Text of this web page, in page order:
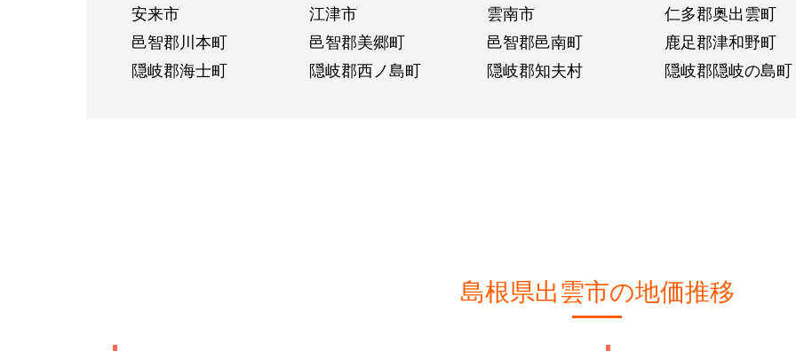
安来市
江津市 雲南市
仁多郡奥出雲町
邑智郡川本町
邑智郡美郷町 邑智郡邑南町
鹿足郡津和野町
隠岐郡海士町
隠岐郡西ノ島町 隠岐郡知夫村 隠岐郡隠岐の島町
島根県出雲市の地価推移